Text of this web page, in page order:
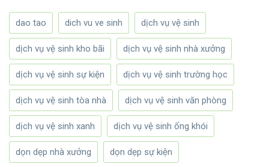
dao tao dich vu ve sinh dịch vụ vệ sinh
dịch vụ vệ sinh kho bãi dịch vụ vệ sinh nhà xưởng
dịch vụ vệ sinh sự kiện dịch vụ vệ sinh trường học
dịch vụ vệ sinh tòa nhà dịch vụ vệ sinh văn phòng
dịch vụ vệ sinh xanh dịch vụ vệ sinh ống khói
dọn dẹp nhà xưởng dọn dẹp sự kiện